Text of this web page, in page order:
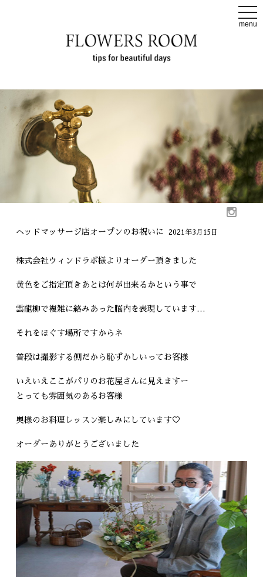
t
o
g
i
o
menu
ヘッドマッサージ店オープンのお祝いに 2021年3月15日
株式会社ウィンドラボ様よりオーダー頂きました
黄色をご指定頂きあとは何が出来るかという事で
雲龍柳で複雑に絡みあった脳内を表現しています…
それをほぐす場所ですからネ
普段は撮影する側だから恥ずかしいってお客様
いえいえここがパリのお花屋さんに見えますー
とっても雰囲気のあるお客様
奥様のお料理レッスン楽しみにしています♡
オーダーありがとうございました